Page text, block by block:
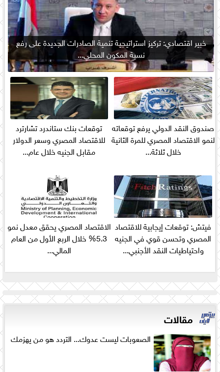
خبير اقتصادي: تركيز استراتيجية تنمية الصادرات الجديدة على رفع
نسبة المكون المحلي...
صندوق النقد الدولي يرفع توقعاته
لنمو الاقتصاد المصري للمرة الثانية
خلال ثلاثة...
توقعات بنك ستاندرد تشارترد
للاقتصاد المصري وسعر الدولار
مقابل الجنيه خلال عام...
فيتش: توقعات إيجابية للاقتصاد
المصري وتحسن قوي في الجنيه
واحتياطيات النقد الأجنبي...
الاقتصاد المصري يحقق معدل نمو
5.3% خلال الربع الأول من العام
المالي...
مقالات
الصعوبات ليست عدوك... التردد هو من يهزمك